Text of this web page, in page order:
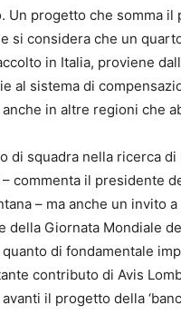
Un progetto che somma il
si considera che un
in Italia, proviene
al sistema di
in altre regioni che
di squadra nella ricerca
commenta il presidente
– ma anche un invito
della Giornata Mondiale
di fondamentale
contributo di Avis
il progetto della